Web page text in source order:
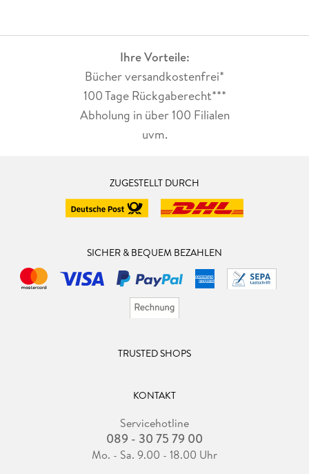
Ihre Vorteile:
Bücher versandkostenfrei*
100 Tage Rückgaberecht***
Abholung in über 100 Filialen
uvm.
ZUGESTELLT DURCH
SICHER & BEQUEM BEZAHLEN
TRUSTED SHOPS
KONTAKT
Servicehotline
089 - 30 75 79 00
Mo. - Sa. 9.00 - 18.00 Uhr